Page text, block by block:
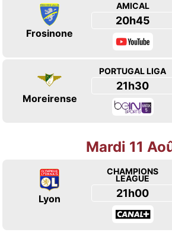
Frosinone
AMICAL
20h45
Moreirense
PORTUGAL LIGA
21h30
Mardi 11
Lyon
CHAMPIONS
LEAGUE
21h00